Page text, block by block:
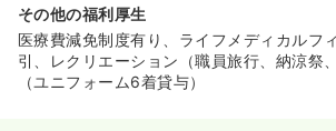
その他の福利厚生
医療費減免制度有り、ライフメディカルフ
引、レクリエーション（職員旅行、納涼祭
（ユニフォーム6着貸与）